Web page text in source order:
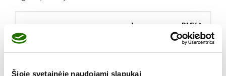
Šioje svetainėje naudojami slapukai
1
RMV *,
%